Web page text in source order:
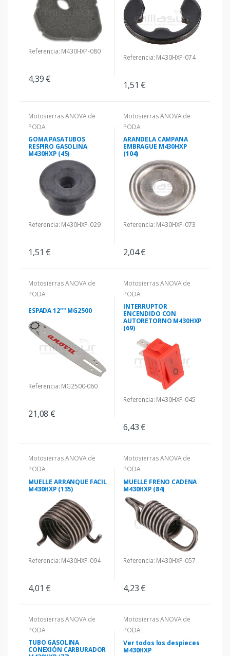
Referencia: M430HXP-080
4,39 €
Referencia: M430HXP-074
1,51 €
Motosierras ANOVA de
PODA
GOMA PASATUBOS
RESPIRO GASOLINA
M430HXP (45)
Referencia: M430HXP-029
1,51 €
Motosierras ANOVA de
PODA
ARANDELA CAMPANA
EMBRAGUE M430HXP
(104)
Referencia: M430HXP-073
2,04 €
Motosierras ANOVA de
PODA
ESPADA 12"" MG2500
Referencia: MG2500-060
21,08 €
Motosierras ANOVA de
PODA
INTERRUPTOR
ENCENDIDO CON
AUTORETORNO M430HXP
(69)
Referencia: M430HXP-045
6,43 €
Motosierras ANOVA de
PODA
MUELLE ARRANQUE FACIL
M430HXP (135)
Referencia: M430HXP-094
4,01 €
Motosierras ANOVA de
PODA
MUELLE FRENO CADENA
M430HXP (84)
Referencia: M430HXP-057
4,23 €
Motosierras ANOVA de
PODA
TUBO GASOLINA
CONEXIÓN CARBURADOR
Motosierras ANOVA de
PODA
Ver todos los despieces
M430HXP